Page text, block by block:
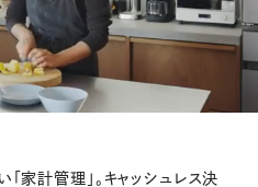
M
家計管理」。キャッシュレス決